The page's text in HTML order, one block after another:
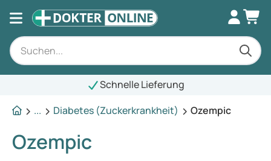
Schnelle Lieferung
...
Diabetes (Zuckerkrankheit) Ozempic
Ozempic